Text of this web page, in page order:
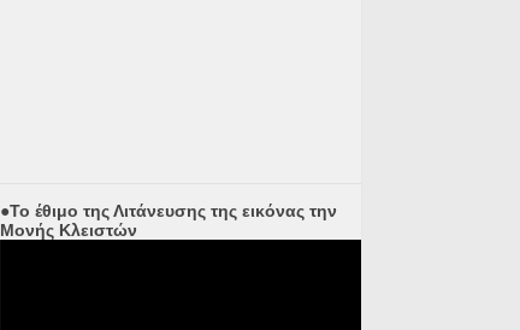
●Το έθιμο της Λιτάνευσης της εικόνας την
Μονής Κλειστών